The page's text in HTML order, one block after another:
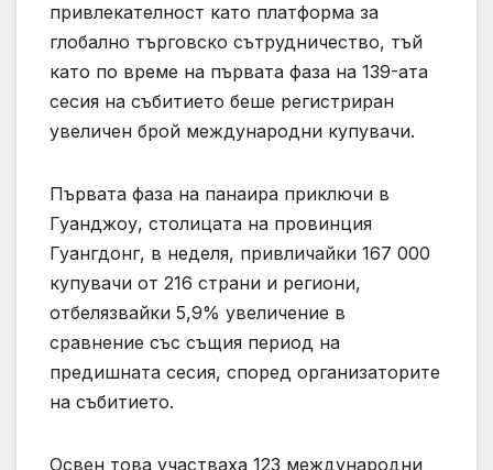
привлекателност като платформа за
глобално търговско сътрудничество, тъй
като по време на първата фаза на 139-ата
сесия на събитието беше регистриран
увеличен брой международни купувачи.
Първата фаза на панаира приключи в
Гуанджоу, столицата на провинция
Гуангдонг, в неделя, привличайки 167 000
купувачи от 216 страни и региони,
отбелязвайки 5,9% увеличение в
сравнение със същия период на
предишната сесия, според организаторите
на събитието.
Освен това участваха 123 международни